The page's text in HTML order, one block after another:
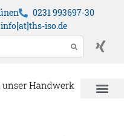
0231 993697-30
info[at]ths-iso.de